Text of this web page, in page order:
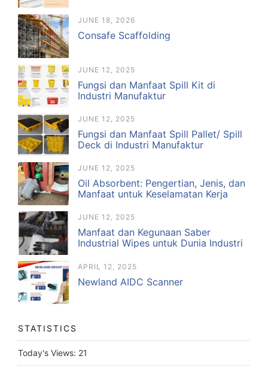
JUNE 18, 2026
Consafe Scaffolding
JUNE 12, 2025
Fungsi dan Manfaat Spill Kit di
Industri Manufaktur
JUNE 12, 2025
Fungsi dan Manfaat Spill Pallet/ Spill
Deck di Industri Manufaktur
JUNE 12, 2025
Oil Absorbent: Pengertian, Jenis, dan
Manfaat untuk Keselamatan Kerja
JUNE 12, 2025
Manfaat dan Kegunaan Saber
Industrial Wipes untuk Dunia Industri
APRIL 12, 2025
Newland AIDC Scanner
STATISTICS
Today's Views: 21